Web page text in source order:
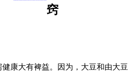
窍
大有裨益。因为，大豆和由大豆